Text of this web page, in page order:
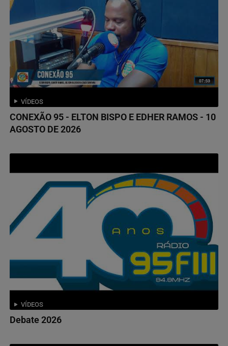
VÍDEOS
CONEXÃO 95 - ELTON BISPO E EDHER RAMOS - 10
AGOSTO DE 2026
VÍDEOS
Debate 2026